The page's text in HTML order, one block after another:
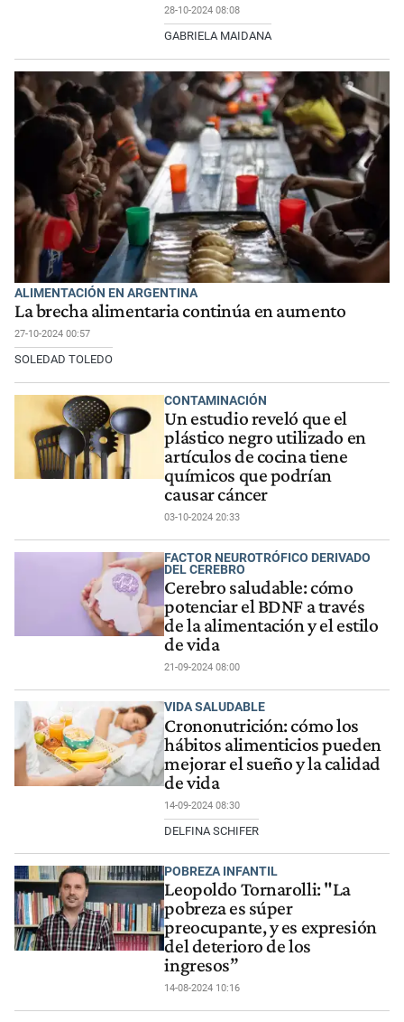
28-10-2024 08:08
GABRIELA MAIDANA
ALIMENTACIÓN EN ARGENTINA
La brecha alimentaria continúa en aumento
27-10-2024 00:57
SOLEDAD TOLEDO
CONTAMINACIÓN
Un estudio reveló que el
plástico negro utilizado en
artículos de cocina tiene
químicos que podrían
causar cáncer
03-10-2024 20:33
FACTOR NEUROTRÓFICO DERIVADO
DEL CEREBRO
Cerebro saludable: cómo
potenciar el BDNF a través
de la alimentación y el estilo
de vida
21-09-2024 08:00
VIDA SALUDABLE
Crononutrición: cómo los
hábitos alimenticios pueden
mejorar el sueño y la calidad
de vida
14-09-2024 08:30
DELFINA SCHIFER
POBREZA INFANTIL
Leopoldo Tornarolli: "La
pobreza es súper
preocupante, y es expresión
del deterioro de los
ingresos”
14-08-2024 10:16